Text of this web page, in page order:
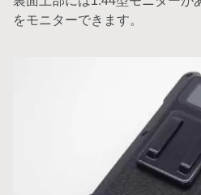
をモニターできます。